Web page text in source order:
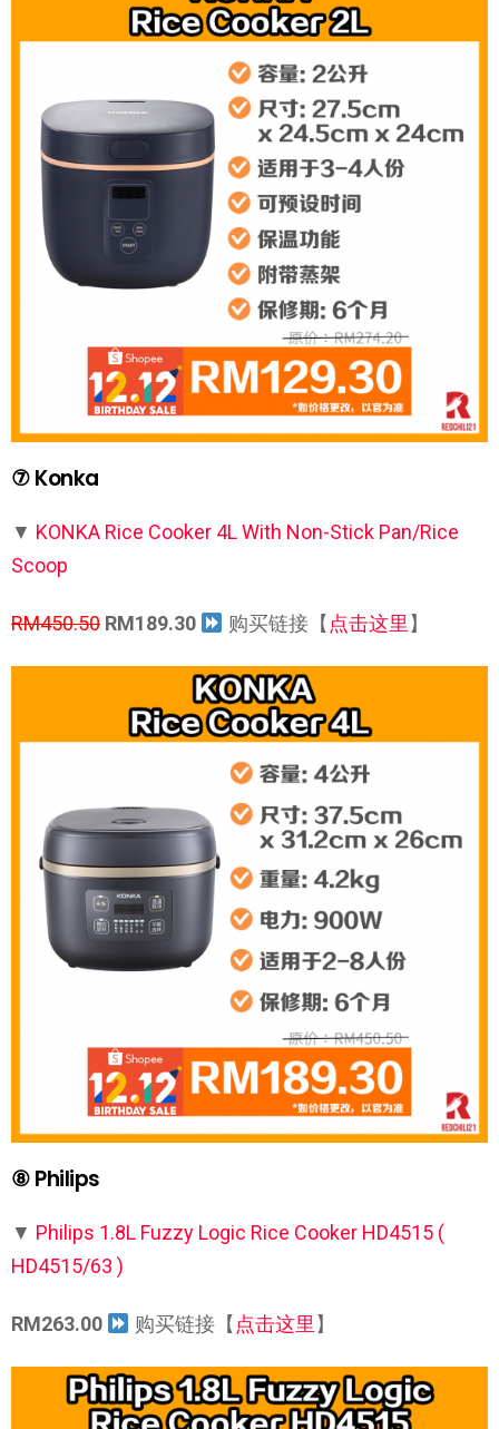
⑦ Konka
▼ KONKA Rice Cooker 4L With Non-Stick Pan/Rice
Scoop
RM450.50 RM189.30 购买链接【 点击这里 】
⑧ Philips
▼ Philips 1.8L Fuzzy Logic Rice Cooker HD4515 (
HD4515/63 )
RM263.00 购买链接【 点击这里 】